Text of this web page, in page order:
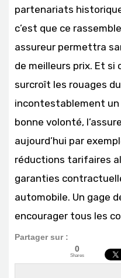
partenariats
c’est que ce
assureur permettra
de meilleurs prix. Et
surcroît les rouages
incontestablement
bonne volonté,
aujourd’hui par
réductions tarifaires
garanties
automobile. Un gage
encourager tous les
Partager sur :
0
Shares